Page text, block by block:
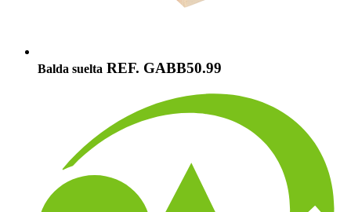
Balda suelta REF. GABB50.99